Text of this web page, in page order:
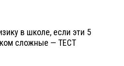
в школе, если эти 5
сложные — ТЕСТ